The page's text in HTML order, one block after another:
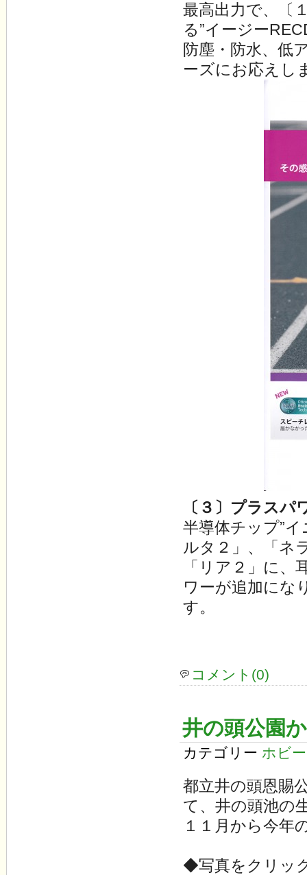
最高出力で、〔
る”イージー
防塵・防水、低
ーズにお応えし
〔３〕プラスパ
半導体チップ”
ルタ２」、「ネ
「リア２」に
ワーが追加にな
す。
コメント(0)
井の頭公園
カテゴリー ホビー
都立井の頭恩賜
て、井の頭池の
１１月から今年
◆写真をクリッ